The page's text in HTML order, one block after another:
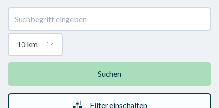
Suchen
Filter einschalten